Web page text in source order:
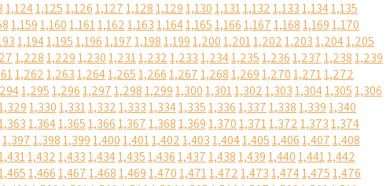
1,1241,1251,1261,1271,1281,1291,1301,1311,1321,1331,1341,135
1,1591,1601,1611,1621,1631,1641,1651,1661,1671,1681,1691,170
1,1941,1951,1961,1971,1981,1991,2001,2011,2021,2031,2041,205
1,2281,2291,2301,2311,2321,2331,2341,2351,2361,2371,2381,239
1,2621,2631,2641,2651,2661,2671,2681,2691,2701,2711,272
1,2951,2961,2971,2981,2991,3001,3011,3021,3031,3041,3051,306
1,3301,3311,3321,3331,3341,3351,3361,3371,3381,3391,340
1,3641,3651,3661,3671,3681,3691,3701,3711,3721,3731,374
1,3971,3981,3991,4001,4011,4021,4031,4041,4051,4061,4071,408
1,4321,4331,4341,4351,4361,4371,4381,4391,4401,4411,442
1,4661,4671,4681,4691,4701,4711,4721,4731,4741,4751,476